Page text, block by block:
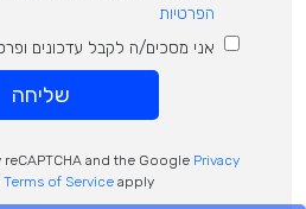
הפרטיות
אני מסכים/ה לקבל עדכונים
שליחה
and the Google Privacy
Terms of Serviceapply.